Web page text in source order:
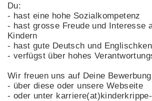
Du:
- hast eine hohe Sozialkompetenz
- hast grosse Freude und Interesse
Kindern
- hast gute Deutsch und
- verfügst über hohes
Wir freuen uns auf Deine
- über diese oder unsere Webseite
- oder unter